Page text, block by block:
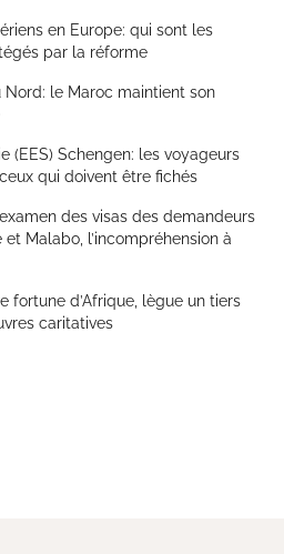
en Europe: qui sont les
par la réforme
Nord: le Maroc maintient son
(EES) Schengen: les voyageurs
qui doivent être fichés
des visas des demandeurs
Malabo, l’incompréhension à
fortune d’Afrique, lègue un tiers
caritatives